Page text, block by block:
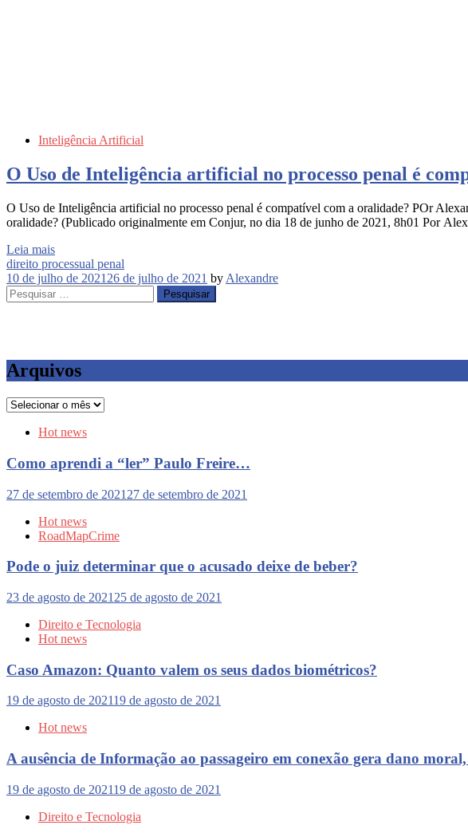
Inteligência Artificial
O Uso de Inteligência artificial no processo penal é
O Uso de Inteligência artificial no processo penal é compatível com a oralidade? POr
oralidade? (Publicado originalmente em Conjur, no dia 18 de junho de 2021, 8h01 Por
Leia mais
direito processual penal
10 de julho de 2021 26 de julho de 2021 by Alexandre
Pesquisar
por:
Arquivos
Arquivos
Hot news
Como aprendi a “ler” Paulo Freire…
27 de setembro de 2021 27 de setembro de 2021
Hot news
RoadMapCrime
Pode o juiz determinar que o acusado deixe de beber?
23 de agosto de 2021 25 de agosto de 2021
Direito e Tecnologia
Hot news
Caso Amazon: Quanto valem os seus dados biométricos?
19 de agosto de 202119 de agosto de 2021
Hot news
A ausência de Informação ao passageiro em conexão gera dano
19 de agosto de 202119 de agosto de 2021
Direito e Tecnologia